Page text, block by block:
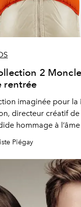
2
rentrée
imaginée pour la
directeur créatif
hommage à
Piégay